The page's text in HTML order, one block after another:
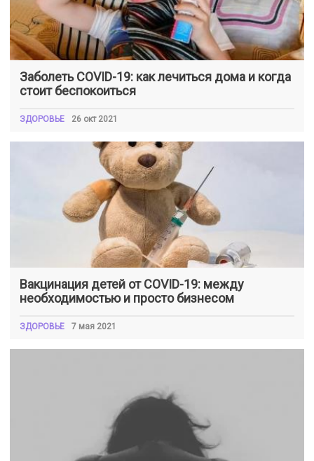
Заболеть COVID-19: как лечиться дома и когда
стоит беспокоиться
ЗДОРОВЬЕ 26 окт 2021
Вакцинация детей от COVID-19: между
необходимостью и просто бизнесом
ЗДОРОВЬЕ 7 мая 2021